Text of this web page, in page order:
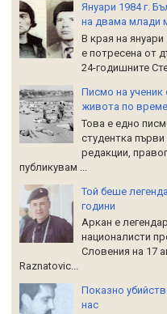
Януари 1984 г.
на двама млади
В края на януари
е потресена от
24-годишните
Писмо на ученик
живота по
Това е едно
студентка
редакции,
публикувам ...
Той беше
години
Аркан е
националисти
Словения на 17
Raznatoviс...
Показно
нас